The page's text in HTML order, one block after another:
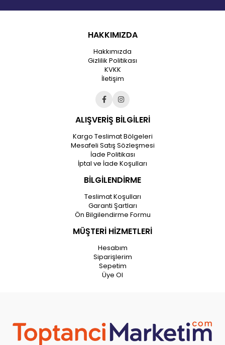
HAKKIMIZDA
Hakkımızda
Gizlilik Politikası
KVKK
İletişim
ALIŞVERİŞ BİLGİLERİ
Kargo Teslimat Bölgeleri
Mesafeli Satış Sözleşmesi
İade Politikası
İptal ve İade Koşulları
BİLGİLENDİRME
Teslimat Koşulları
Garanti Şartları
Ön Bilgilendirme Formu
MÜŞTERİ HİZMETLERİ
Hesabım
Siparişlerim
Sepetim
Üye Ol